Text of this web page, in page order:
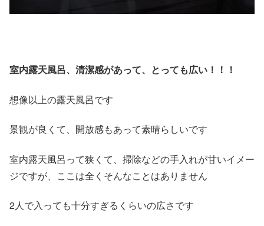
室内露天風呂、清潔感があって、とっても広い！！！
想像以上の露天風呂です
景観が良くて、開放感もあって素晴らしいです
室内露天風呂って狭くて、掃除などの手入れが甘いイメー
ジですが、ここは全くそんなことはありません
2人で入っても十分すぎるくらいの広さです